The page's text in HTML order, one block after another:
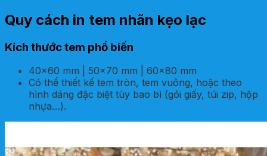
Quy cách in tem nhãn kẹo lạc
Kích thước tem phổ biến
40×60 mm | 50×70 mm | 60×80 mm
Có thể thiết kế tem tròn, tem vuông, hoặc theo
hình dáng đặc biệt tùy bao bì (gói giấy, túi zip, hộp
nhựa…).